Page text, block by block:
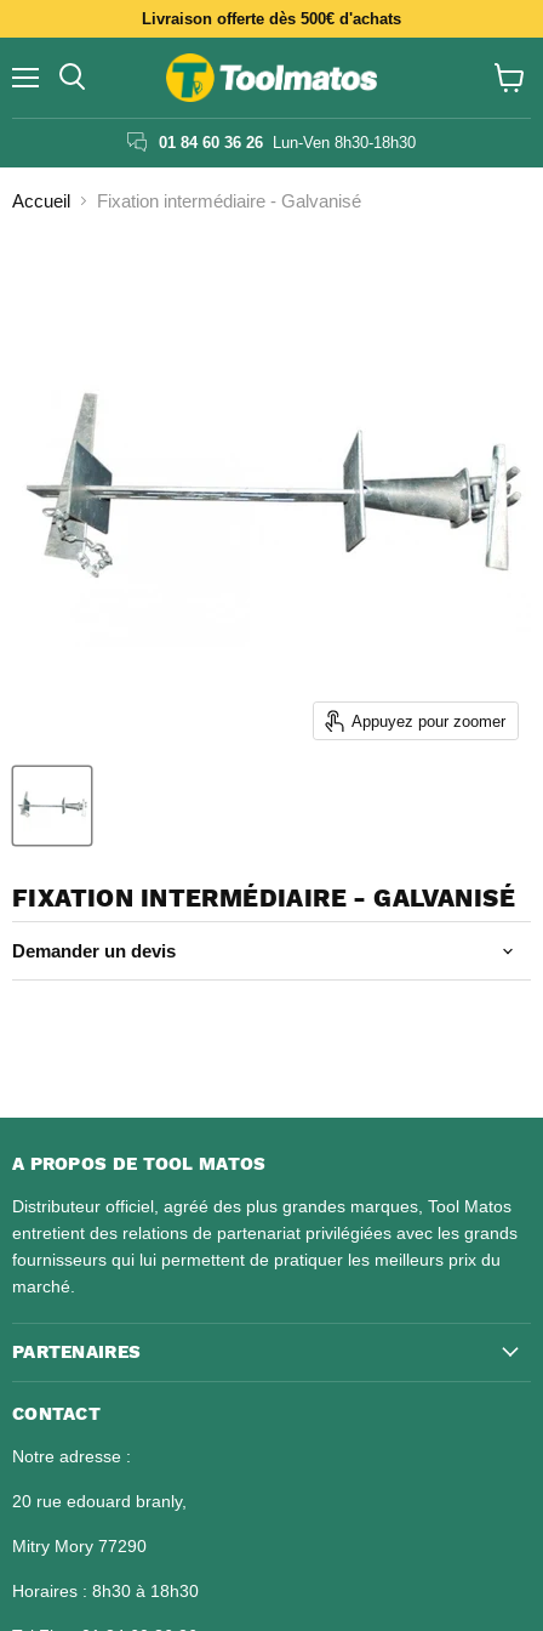
Livraison offerte dès 500€ d'achats
01 84 60 36 26 Lun-Ven 8h30-18h30
le
Accueil Fixation intermédiaire - Galvanisé
Appuyez pour zoomer
FIXATION INTERMÉDIAIRE - GALVANISÉ
Demander un devis
A PROPOS DE TOOL MATOS
Distributeur officiel, agréé des plus grandes marques, Tool Matos
entretient des relations de partenariat privilégiées avec les grands
fournisseurs qui lui permettent de pratiquer les meilleurs prix du
marché.
PARTENAIRES
CONTACT
Notre adresse :
20 rue edouard branly,
Mitry Mory 77290
Horaires : 8h30 à 18h30